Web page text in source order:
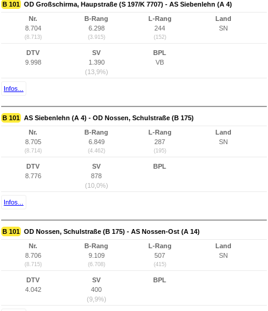
B 101 OD Großschirma, Haupstraße (S 197/K 7707) - AS Siebenlehn (A 4)
Nr.
8.704
(8.713)
B-Rang
6.298
(3.915)
L-Rang
244
(152)
Land
SN
DTV
9.998
SV
1.390
(13,9%)
BPL
VB
Infos...
B 101 AS Siebenlehn (A 4) - OD Nossen, Schulstraße (B 175)
Nr.
8.705
(8.714)
B-Rang
6.849
(4.462)
L-Rang
287
(195)
Land
SN
DTV
8.776
SV
878
(10,0%)
BPL
Infos...
B 101 OD Nossen, Schulstraße (B 175) - AS Nossen-Ost (A 14)
Nr.
8.706
(8.715)
B-Rang
9.109
(6.708)
L-Rang
507
(415)
Land
SN
DTV
4.042
SV
400
(9,9%)
BPL